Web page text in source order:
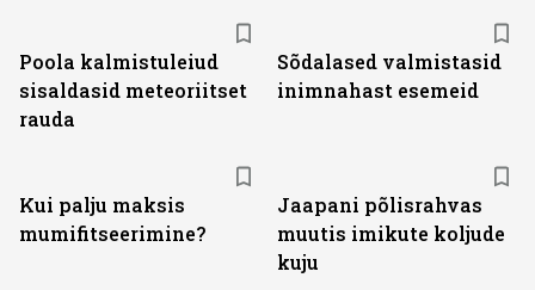
Poola kalmistuleiud
sisaldasid meteoriitset
rauda
Sõdalased valmistasid
inimnahast esemeid
Kui palju maksis
mumifitseerimine?
Jaapani põlisrahvas
muutis imikute koljude
kuju